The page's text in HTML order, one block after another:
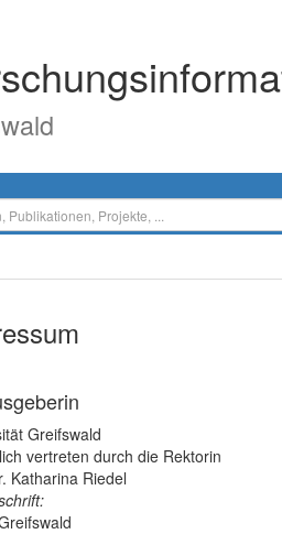
Greifswald
vertreten durch die Rektorin
Katharina Riedel